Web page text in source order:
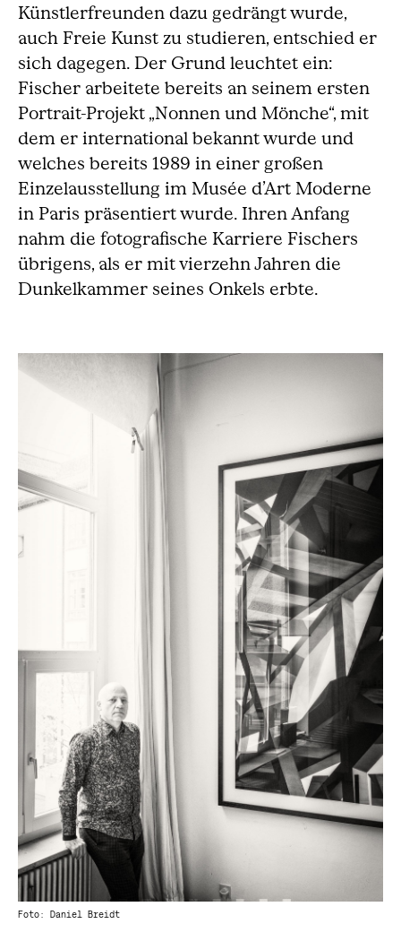
Künstlerfreunden dazu gedrängt wurde,
auch Freie Kunst zu studieren, entschied er
sich dagegen. Der Grund leuchtet ein:
Fischer arbeitete bereits an seinem ersten
Portrait-Projekt „Nonnen und Mönche“, mit
dem er international bekannt wurde und
welches bereits 1989 in einer großen
Einzelausstellung im Musée d’Art Moderne
in Paris präsentiert wurde. Ihren Anfang
nahm die fotografische Karriere Fischers
übrigens, als er mit vierzehn Jahren die
Dunkelkammer seines Onkels erbte.
Foto: Daniel Breidt